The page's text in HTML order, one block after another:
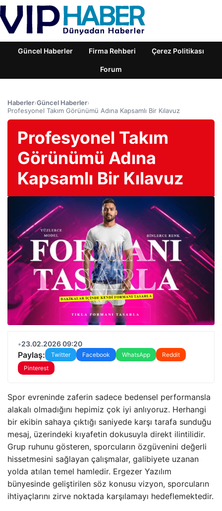
Güncel Haberler Firma Rehberi Çerez Politikası
Forum
Haberler›Güncel Haberler›
Profesyonel Takım Görünümü Adına Kapsamlı Bir Kılavuz
Profesyonel Takım
Görünümü Adına
Kapsamlı Bir Kılavuz
•23.02.2026 09:20
Paylaş: Twitter Facebook WhatsApp
Reddit
Pinterest
Spor evreninde zaferin sadece bedensel performansla
alakalı olmadığını hepimiz çok iyi anlıyoruz. Herhangi
bir ekibin sahaya çıktığı saniyede karşı tarafa sunduğu
mesaj, üzerindeki kıyafetin dokusuyla direkt ilintilidir.
Grup ruhunu gösteren, sporcuların özgüvenini değerli
hissetmesini sağlayan çalışmalar, galibiyete uzanan
yolda atılan temel hamledir. Ergezer Yazılım
bünyesinde geliştirilen söz konusu vizyon, sporcuların
ihtiyaçlarını zirve noktada karşılamayı hedeflemektedir.